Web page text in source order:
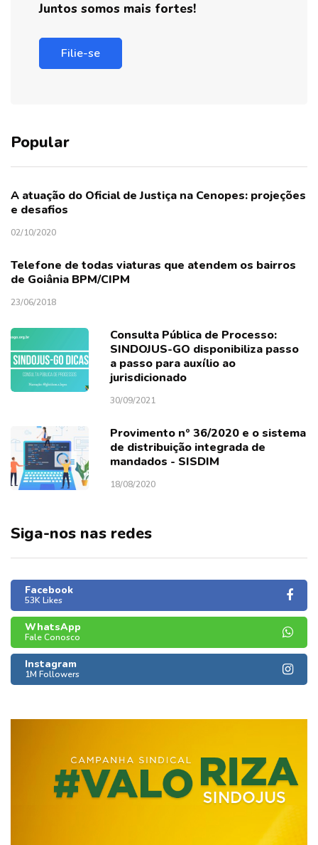
Juntos somos mais fortes!
Filie-se
Popular
A atuação do Oficial de Justiça na Cenopes: projeções
e desafios
02/10/2020
Telefone de todas viaturas que atendem os bairros
de Goiânia BPM/CIPM
23/06/2018
Consulta Pública de Processo:
SINDOJUS-GO disponibiliza passo
a passo para auxílio ao
jurisdicionado
30/09/2021
Provimento nº 36/2020 e o sistema
de distribuição integrada de
mandados - SISDIM
18/08/2020
Siga-nos nas redes
Facebook
53K Likes
WhatsApp
Fale Conosco
Instagram
1M Followers